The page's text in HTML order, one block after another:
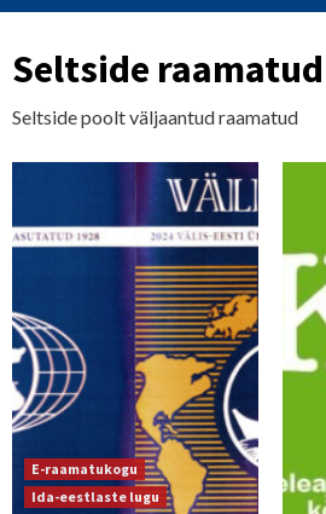
Seltside raamatud
Seltside poolt väljaantud raamatud
E-raamatukogu
Ida-eestlaste lugu